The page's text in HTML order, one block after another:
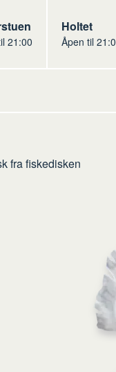
21:00
Jacobs
Holtet
Åpen til
fra fiskedisken